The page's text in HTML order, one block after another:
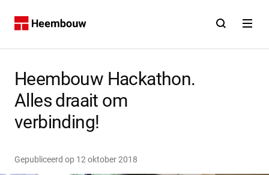
Home Open Open
Contact
Heembouw Hackathon.
Alles draait om
verbinding!
Gepubliceerd op 12 oktober 2018